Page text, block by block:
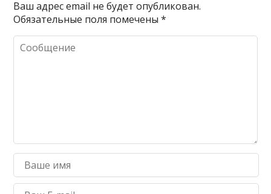
Ваш адрес email не будет опубликован.
Обязательные поля помечены*